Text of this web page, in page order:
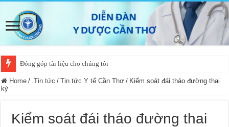
Đóng góp tài liệu cho chúng tôi
Home / .Tin tức / Tin tức Y tế Cần Thơ / Kiểm soát đái tháo đường thai
kỳ
Kiểm soát đái tháo đường thai